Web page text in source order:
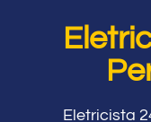
Eletricista